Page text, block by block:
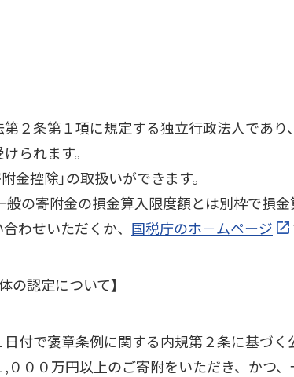
２条第１項に規定する独立行政法人であり
られます。
控除」の取扱いができます。
寄附金の損金算入限度額とは別枠で損金
わせいただくか、 国税庁のホ－ムページ
の認定について】
付で褒章条例に関する内規第２条に基づく
００万円以上のご寄附をいただき、かつ